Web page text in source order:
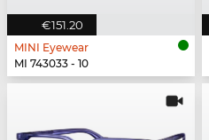
€151.20
MINI Eyewear
MI 743033 - 10